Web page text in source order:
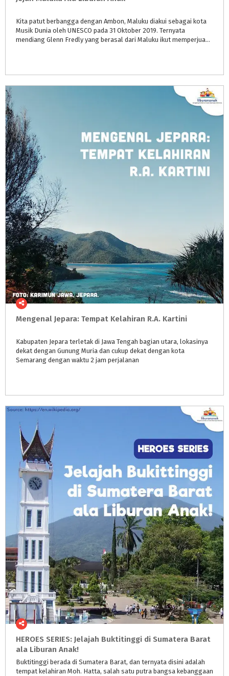
Kita patut berbangga dengan Ambon, Maluku diakui sebagai kota
Musik Dunia oleh UNESCO pada 31 Oktober 2019. Ternyata
mendiang Glenn Fredly yang berasal dari Maluku ikut memperjuangkan dan mencetuskan sampai Ambon dinobatkan sebagai Kota Musik Dunia
Mengenal Jepara: Tempat Kelahiran R.A. Kartini
Kabupaten Jepara terletak di Jawa Tengah bagian utara, lokasinya
dekat dengan Gunung Muria dan cukup dekat dengan kota
Semarang dengan waktu 2 jam perjalanan
HEROES SERIES: Jelajah Buktitinggi di Sumatera Barat
ala Liburan Anak!
Buktitinggi berada di Sumatera Barat, dan ternyata disini adalah
tempat kelahiran Moh. Hatta, salah satu putra bangsa kebanggaan